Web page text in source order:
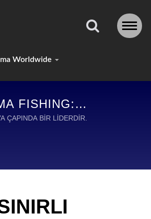
Worldwide
FISHING:
ÇAPINDA BİR LİDERDİR.